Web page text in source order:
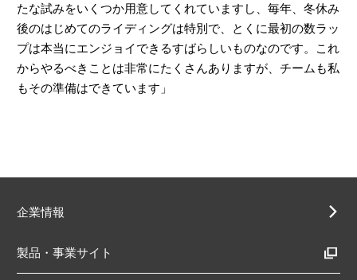
たな試みをいくつか用意してくれていますし、毎年、冬休み
後のはじめてのライディングは特別で、とくに最初の数ラッ
プは本当にエンジョイできるすばらしいものなのです。これ
からやるべきことは非常にたくさんありますが、チームも私
もその準備はできています」
企業情報
製品・事業サイト